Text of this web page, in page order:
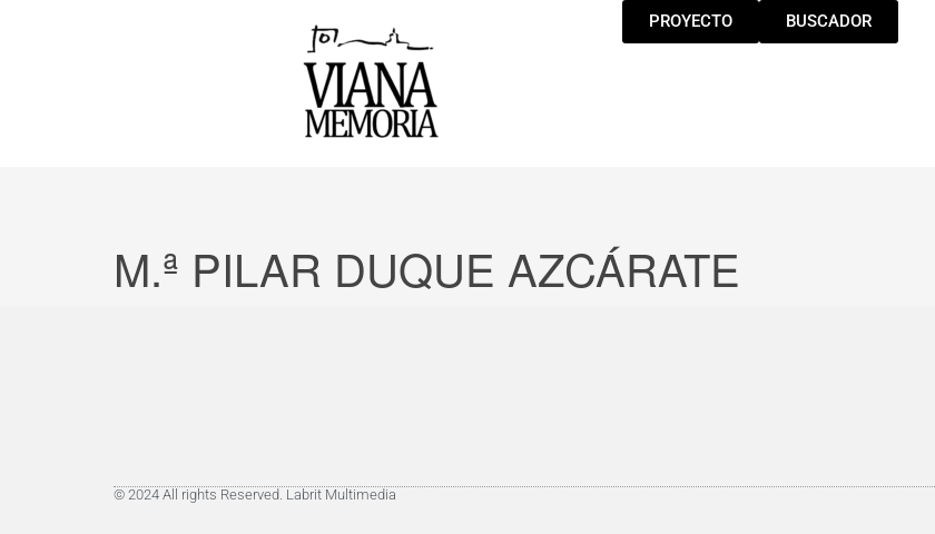
PROYECTO BUSCADOR
M.ª PILAR DUQUE AZCÁRATE
© 2024 All rights Reserved. Labrit Multimedia